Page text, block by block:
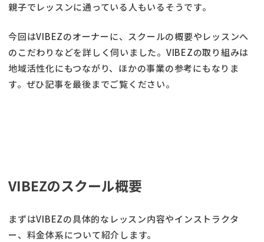
親子でレッスンに通っている人もいるそうです。
今回はVIBEZのオーナーに、スクールの概要やレッスンへ
のこだわりなどを詳しく伺いました。VIBEZの取り組みは
地域活性化にもつながり、ほかの事業の参考にもなりま
す。ぜひ記事を最後までご覧ください。
VIBEZのスクール概要
まずはVIBEZの具体的なレッスン内容やインストラクタ
ー、料金体系について紹介します。